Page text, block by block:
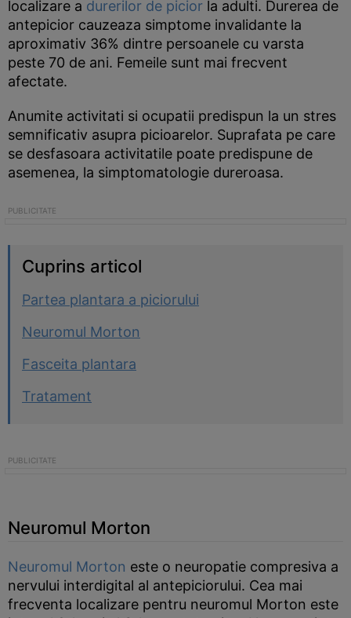
localizare a durerilor de picior la adulti. Durerea de
antepicior cauzeaza simptome invalidante la
aproximativ 36% dintre persoanele cu varsta
peste 70 de ani. Femeile sunt mai frecvent
afectate.
Anumite activitati si ocupatii predispun la un stres
semnificativ asupra picioarelor. Suprafata pe care
se desfasoara activitatile poate predispune de
asemenea, la simptomatologie dureroasa.
Cuprins articol
Partea plantara a piciorului
Neuromul Morton
Fasceita plantara
Tratament
Neuromul Morton
Neuromul Morton este o neuropatie compresiva a
nervului interdigital al antepiciorului. Cea mai
frecventa localizare pentru neuromul Morton este